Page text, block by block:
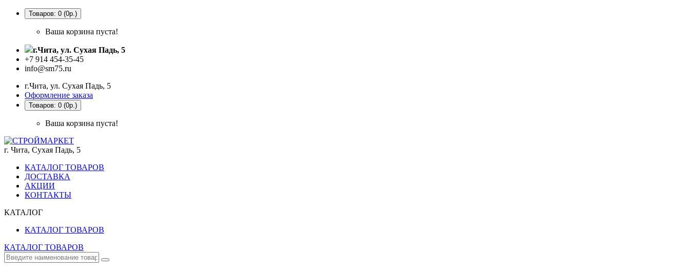
Товаров: 0 (0р.)
Ваша корзина пуста!
г.Чита, ул. Сухая Падь, 5
+7 914 454-35-45
info@sm75.ru
г.Чита, ул. Сухая Падь, 5
Оформление заказа
Товаров: 0 (0р.)
Ваша корзина пуста!
г. Чита, Сухая Падь, 5
КАТАЛОГ ТОВАРОВ
ДОСТАВКА
АКЦИИ
КОНТАКТЫ
КАТАЛОГ
КАТАЛОГ ТОВАРОВ
КАТАЛОГ ТОВАРОВ